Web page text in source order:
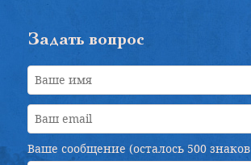
Задать вопрос
Ваше сообщение (осталось 500 знаков